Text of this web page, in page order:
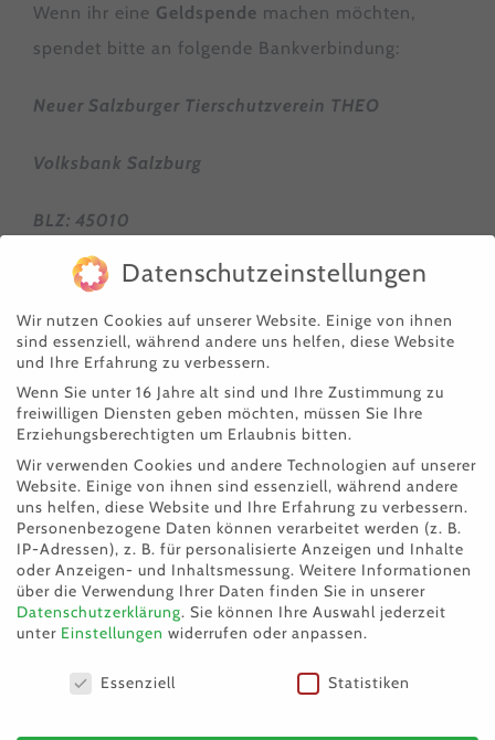
Wenn ihr eine Geldspende machen möchten,
spendet bitte an folgende Bankverbindung:
Neuer Salzburger Tierschutzverein THEO
Volksbank Salzburg
BLZ: 45010
Konto: 007106107
IBAN: AT83 4501 0000 0710 6107
BIC: VBOEATWWSAL
Unsere Amazon
Wünsche erfüllen:
Datenschutzeinstellungen
Wir nutzen Cookies auf unserer Website. Einige von ihnen
sind essenziell, während andere uns helfen, diese Website
und Ihre Erfahrung zu verbessern.
Wenn Sie unter 16 Jahre alt sind und Ihre Zustimmung zu
freiwilligen Diensten geben möchten, müssen Sie Ihre
Erziehungsberechtigten um Erlaubnis bitten.
Wir verwenden Cookies und andere Technologien auf unserer
Website. Einige von ihnen sind essenziell, während andere
uns helfen, diese Website und Ihre Erfahrung zu verbessern.
Personenbezogene Daten können verarbeitet werden (z. B.
IP-Adressen), z. B. für personalisierte Anzeigen und Inhalte
oder Anzeigen- und Inhaltsmessung. Weitere Informationen
über die Verwendung Ihrer Daten finden Sie in unserer
Datenschutzerklärung. Sie können Ihre Auswahl jederzeit
unter Einstellungen widerrufen oder anpassen.
Datenschutzeinstellungen
Essenziell Statistiken